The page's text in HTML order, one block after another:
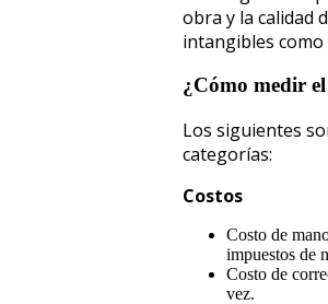
obra y la calidad
intangibles como
¿Cómo medir el
Los siguientes
categorías:
Costos
Costo de
impuestos de
Costo de
vez.